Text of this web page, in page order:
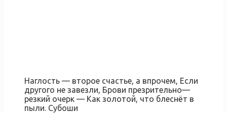
Наглость — второе счастье, а впрочем, Если
другого не завезли, Брови презрительно—
резкий очерк — Как золотой, что блеснёт в
пыли. Субоши